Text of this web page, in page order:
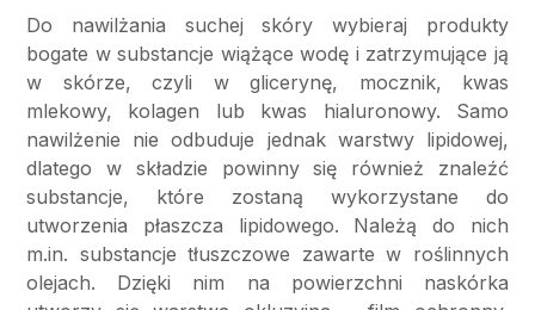
Do nawilżania suchej skóry wybieraj produkty
bogate w substancje wiążące wodę i zatrzymujące ją
w skórze, czyli w glicerynę, mocznik, kwas
mlekowy, kolagen lub kwas hialuronowy. Samo
nawilżenie nie odbuduje jednak warstwy lipidowej,
dlatego w składzie powinny się również znaleźć
substancje, które zostaną wykorzystane do
utworzenia płaszcza lipidowego. Należą do nich
m.in. substancje tłuszczowe zawarte w roślinnych
olejach. Dzięki nim na powierzchni naskórka